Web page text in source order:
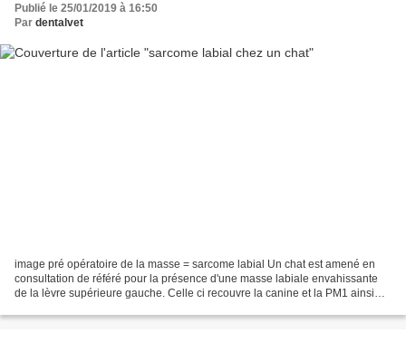
Publié le 25/01/2019 à 16:50
Par dentalvet
image pré opératoire de la masse = sarcome labial Un chat est amené en
consultation de référé pour la présence d'une masse labiale envahissante
de la lèvre supérieure gauche. Celle ci recouvre la canine et la PM1 ainsi